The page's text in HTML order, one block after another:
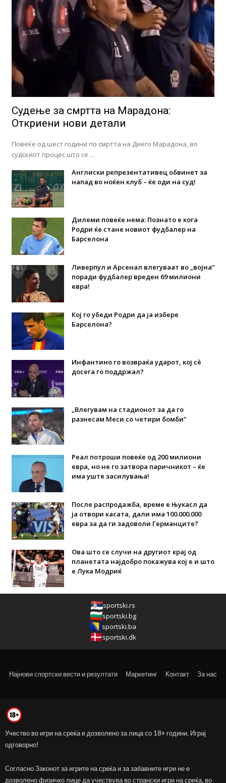
Судење за смртта на Марадона:
Откриени нови детали
Повеќе од шест години по смртта на Диего Марадона, во
судскиот процес што се …
Англиски репрезентативец обвинет за
напад во ноќен клуб – ќе оди на суд!
Дилеми повеќе нема: Познато е кога
Родри ќе стане новиот фудбалер на
Барселона
Ливерпул и Арсенал влегуваат во „војна“
поради фудбалер вреден 69 милиони
евра!
Кој го убеди Родри да ја избере
Барселона?
Инфантино го возвраќа ударот, кој сè
досега го поддржал?
„Влегувам на стадионот за да го
разнесам Меси со четири бомби“
Реал потроши повеќе од 200 милиони
евра, но не го затвора паричникот – ќе
има уште засилувања!
После распродажба, време е Њукасл да
ја отвори касата, дали има 100.000.000
евра за да ги задоволи Германците?
Ова што се случи на другиот крај од
планетата најдобро покажува кој е и што
е Лука Модриќ
sportski.rs
sportski.bg
sportski.ba
sportski.dk
Најнови спортски вести и резултати Маркетинг Контакт За нас
Учество во игри на среќа е дозволено за лица со 18+ години. Играј
одговорно!
Согласно Законот за игрите на среќа и за забавните игри не е
дозволено физичко лице да учествува во странски игри на среќа, во